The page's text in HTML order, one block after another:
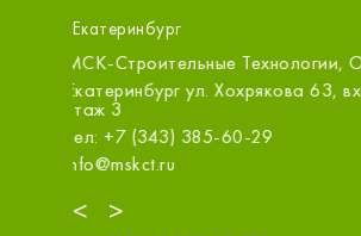
Екатеринбург
<
вход №13,
Первый Стройцентр,
Белинского
Екатеринбург ул. Белинского,
тел: +7 (343) 305-71-82
zakaz@1sc.saturn-r.ru
>